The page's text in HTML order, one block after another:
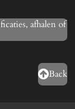
afhalen of
Back